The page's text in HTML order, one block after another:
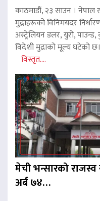
काठमाडौं, २३ साउन । नेपाल
मुद्राहरूको विनिमयदर
अस्ट्रेलियन डलर, युरो,
विदेशी मुद्राको मूल्य घटेको
विस्तृत....
मेची भन्सारको
अर्ब ७४…